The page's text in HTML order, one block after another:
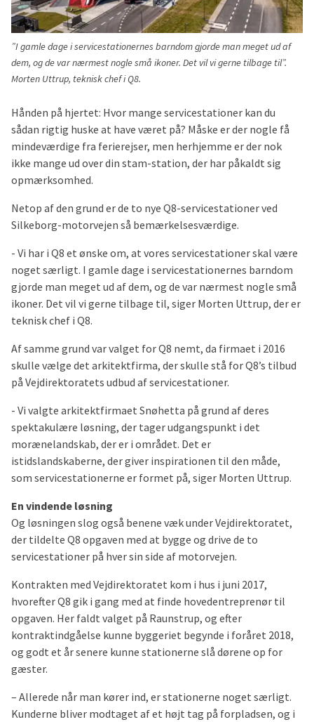
”I gamle dage i servicestationernes barndom gjorde man meget ud af
dem, og de var nærmest nogle små ikoner. Det vil vi gerne tilbage til”.
Morten Uttrup, teknisk chef i Q8.
Hånden på hjertet: Hvor mange servicestationer kan du
sådan rigtig huske at have været på? Måske er der nogle få
mindeværdige fra ferierejser, men herhjemme er der nok
ikke mange ud over din stam-station, der har påkaldt sig
opmærksomhed.
Netop af den grund er de to nye Q8-servicestationer ved
Silkeborg-motorvejen så bemærkelsesværdige.
- Vi har i Q8 et ønske om, at vores servicestationer skal være
noget særligt. I gamle dage i servicestationernes barndom
gjorde man meget ud af dem, og de var nærmest nogle små
ikoner. Det vil vi gerne tilbage til, siger Morten Uttrup, der er
teknisk chef i Q8.
Af samme grund var valget for Q8 nemt, da firmaet i 2016
skulle vælge det arkitektfirma, der skulle stå for Q8’s tilbud
på Vejdirektoratets udbud af servicestationer.
- Vi valgte arkitektfirmaet Snøhetta på grund af deres
spektakulære løsning, der tager udgangspunkt i det
morænelandskab, der er i området. Det er
istidslandskaberne, der giver inspirationen til den måde,
som servicestationerne er formet på, siger Morten Uttrup.
En vindende løsning
Og løsningen slog også benene væk under Vejdirektoratet,
der tildelte Q8 opgaven med at bygge og drive de to
servicestationer på hver sin side af motorvejen.
Kontrakten med Vejdirektoratet kom i hus i juni 2017,
hvorefter Q8 gik i gang med at finde hovedentreprenør til
opgaven. Her faldt valget på Raunstrup, og efter
kontraktindgåelse kunne byggeriet begynde i foråret 2018,
og godt et år senere kunne stationerne slå dørene op for
gæster.
– Allerede når man kører ind, er stationerne noget særligt.
Kunderne bliver modtaget af et højt tag på forpladsen, og i